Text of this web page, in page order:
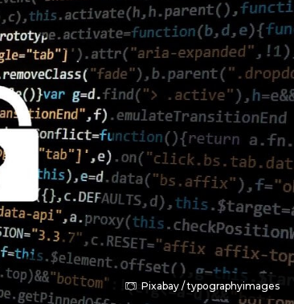
Pixabay / typographyimages